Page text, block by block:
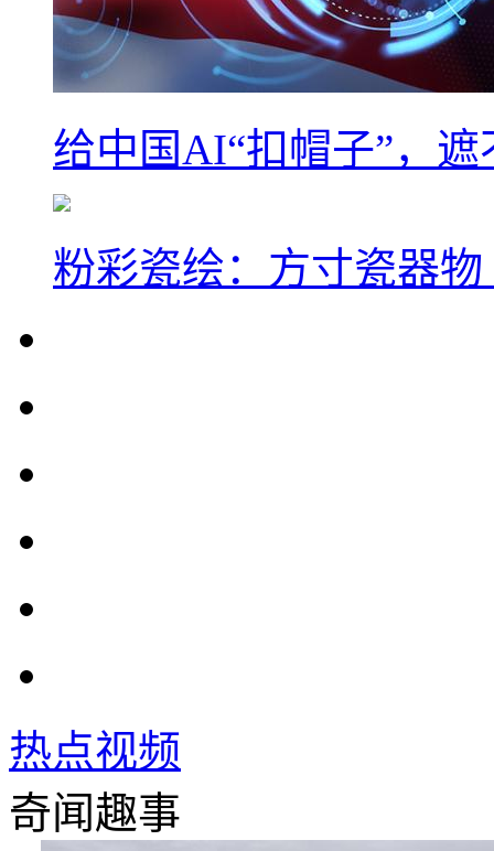
给中国AI“扣帽子”，
粉彩瓷绘：方寸瓷器
热点视频
奇闻趣事